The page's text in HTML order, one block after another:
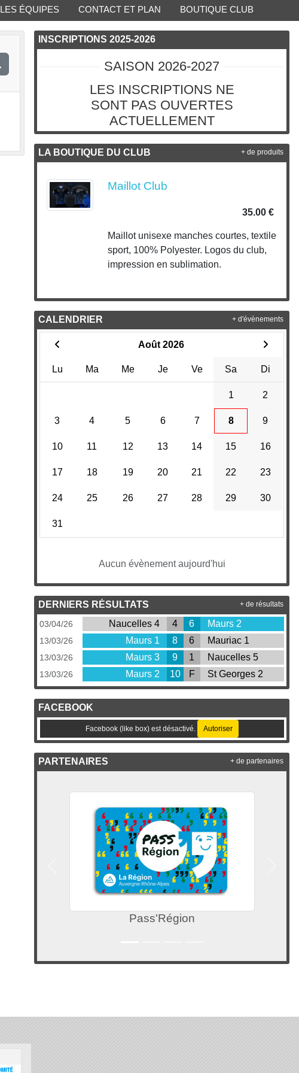
LES ÉQUIPES CONTACT ET PLAN BOUTIQUE CLUB
INSCRIPTIONS 2025-2026
SAISON 2026-2027
LES INSCRIPTIONS NE
SONT PAS OUVERTES
ACTUELLEMENT
LA BOUTIQUE DU CLUB
Maillot Club
35.00 €
Maillot unisexe manches courtes, textile
sport, 100% Polyester. Logos du club,
impression en sublimation.
+ de produits
CALENDRIER
Août 2026
Lu Ma Me Je Ve Sa Di
1 2
3 4 5 6 7 8 9
10 11 12 13 14 15 16
17 18 19 20 21 22 23
24 25 26 27 28 29 30
31
Aucun évènement aujourd'hui
+ d'évènements
DERNIERS RÉSULTATS
03/04/26 Naucelles 4 4 6 Maurs 2
13/03/26 Maurs 1 8 6 Mauriac 1
13/03/26 Maurs 3 9 1 Naucelles 5
13/03/26 Maurs 2 10 F St Georges 2
+ de résultats
FACEBOOK
Facebook (like box) est désactivé. Autoriser
PARTENAIRES
Pass'Région
Précedent
+ de partenaires